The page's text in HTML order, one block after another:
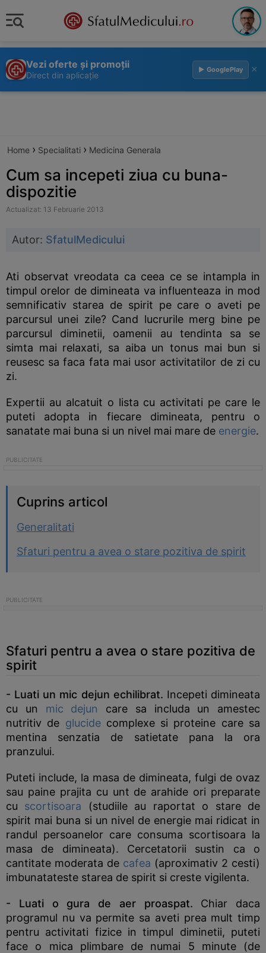
Vezi oferte și promoții
Direct din aplicație
▶ GooglePlay ×
Home › Specialitati › Medicina Generala
Cum sa incepeti ziua cu buna-
dispozitie
Actualizat: 13 Februarie 2013
Autor: SfatulMedicului
Ati observat vreodata ca ceea ce se intampla in
timpul orelor de dimineata va influenteaza in mod
semnificativ starea de spirit pe care o aveti pe
parcursul unei zile? Cand lucrurile merg bine pe
parcursul diminetii, oamenii au tendinta sa se
simta mai relaxati, sa aiba un tonus mai bun si
reusesc sa faca fata mai usor activitatilor de zi cu
zi.
Expertii au alcatuit o lista cu activitati pe care le
puteti adopta in fiecare dimineata, pentru o
sanatate mai buna si un nivel mai mare de energie.
Cuprins articol
Generalitati
Sfaturi pentru a avea o stare pozitiva de spirit
Sfaturi pentru a avea o stare pozitiva de
spirit
- Luati un mic dejun echilibrat. Incepeti dimineata
cu un mic dejun
care sa includa un amestec
nutritiv de glucidecomplexe si proteine care sa
mentina senzatia de satietate pana la ora
pranzului.
Puteti include, la masa de dimineata, fulgi de ovaz
sau paine prajita cu unt de arahide ori preparate
cu scortisoara (studiile au raportat o stare de
spirit mai buna si un nivel de energie mai ridicat in
randul persoanelor care consuma scortisoara la
masa de dimineata). Cercetatorii sustin ca o
cantitate moderata de cafea (aproximativ 2 cesti)
imbunatateste starea de spirit si creste vigilenta.
- Luati o gura de aer proaspat. Chiar daca
programul nu va permite sa aveti prea mult timp
pentru activitati fizice in timpul diminetii, puteti
face o mica plimbare de numai 5 minute (de